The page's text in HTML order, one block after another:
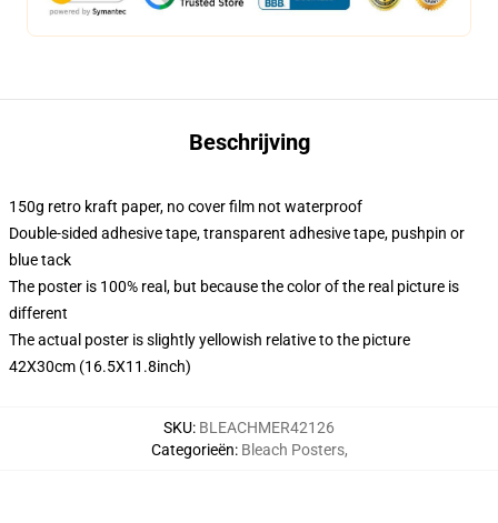
Beschrijving
150g retro kraft paper, no cover film not waterproof
Double-sided adhesive tape, transparent adhesive tape, pushpin or
blue tack
The poster is 100% real, but because the color of the real picture is
different
The actual poster is slightly yellowish relative to the picture
42X30cm (16.5X11.8inch)
SKU: BLEACHMER42126
Categorieën: Bleach Posters,